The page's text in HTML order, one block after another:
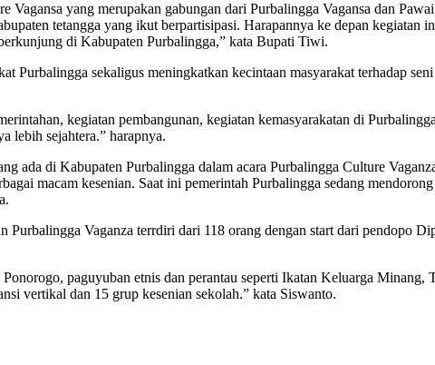
Vagansa yang merupakan gabungan dari Purbalingga Vagansa dan
tetangga yang ikut berpartisipasi. Harapannya ke depan kegiatan
di Kabupaten Purbalingga,” kata Bupati Tiwi.
Purbalingga sekaligus meningkatkan kecintaan masyarakat terhadap
kegiatan pembangunan, kegiatan kemasyarakatan di
lebih sejahtera.” harapnya.
ada di Kabupaten Purbalingga dalam acara Purbalingga Culture
macam kesenian. Saat ini pemerintah Purbalingga sedang
Vaganza terrdiri dari 118 orang dengan start dari pendopo
paguyuban etnis dan perantau seperti Ikatan Keluarga
vertikal dan 15 grup kesenian sekolah.” kata Siswanto.